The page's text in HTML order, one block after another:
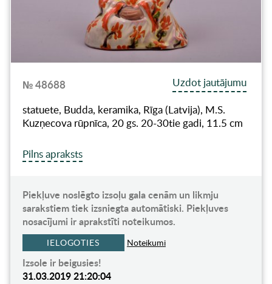
№ 48688
Uzdot jautājumu
statuete, Budda, keramika, Rīga (Latvija), M.S.
Kuzņecova rūpnīca, 20 gs. 20-30tie gadi, 11.5 cm
Pilns apraksts
Piekļuve noslēgto izsoļu gala cenām un likmju
sarakstiem tiek izsniegta automātiski. Piekļuves
nosacījumi ir aprakstīti noteikumos.
IELOGOTIES Noteikumi
Izsole ir beigusies!
31.03.2019 21:20:04